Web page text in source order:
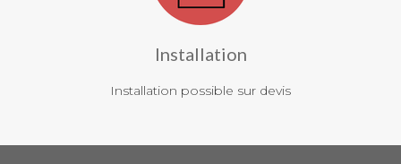
Installation
Installation possible sur devis